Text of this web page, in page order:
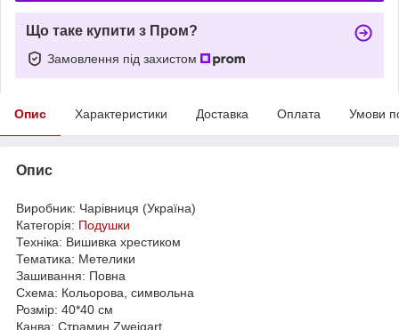
Що таке купити з Пром?
Замовлення під захистом
Опис Характеристики Доставка Оплата Умови
Опис
Виробник: Чарівниця (Україна)
Категорія: Подушки
Техніка: Вишивка хрестиком
Тематика: Метелики
Зашивання: Повна
Схема: Кольорова, символьна
Розмір: 40*40 см
Канва: Страмин Zweigart